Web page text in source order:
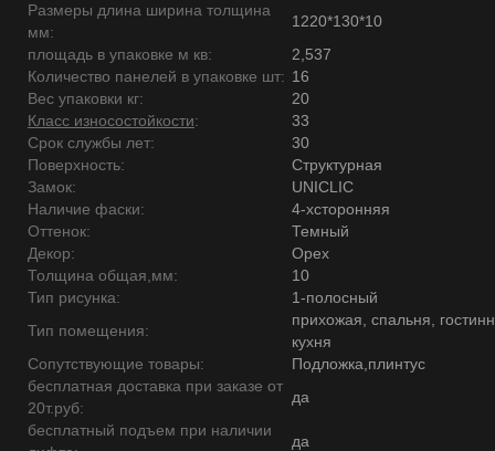
Размеры длина ширина толщина
мм:
1220*130*10
площадь в упаковке м кв:
2,537
Количество панелей в упаковке шт: 16
Вес упаковки кг:
20
Класс износостойкости:
33
Срок службы лет:
30
Поверхность:
Структурная
Замок:
UNICLIC
Наличие фаски:
4-хсторонняя
Оттенок:
Темный
Декор:
Орех
Толщина общая,мм:
10
Тип рисунка:
1-полосный
Тип помещения:
прихожая, спальня,
кухня
Сопутствующие товары:
Подложка,плинтус
бесплатная доставка при заказе от
20т.руб:
да
бесплатный подъем при наличии
да